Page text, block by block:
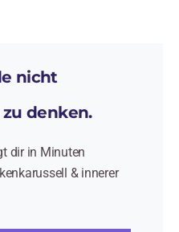
nicht
denken.
dir in Minuten
& innerer